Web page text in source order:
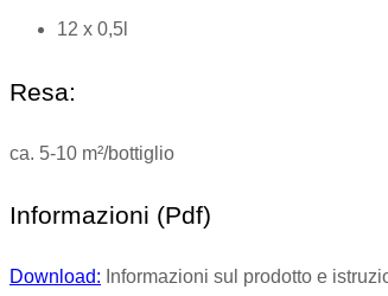
12 x 0,5l
Resa:
ca. 5-10 m²/bottiglio
Informazioni (Pdf)
Download: Informazioni sul prodotto e